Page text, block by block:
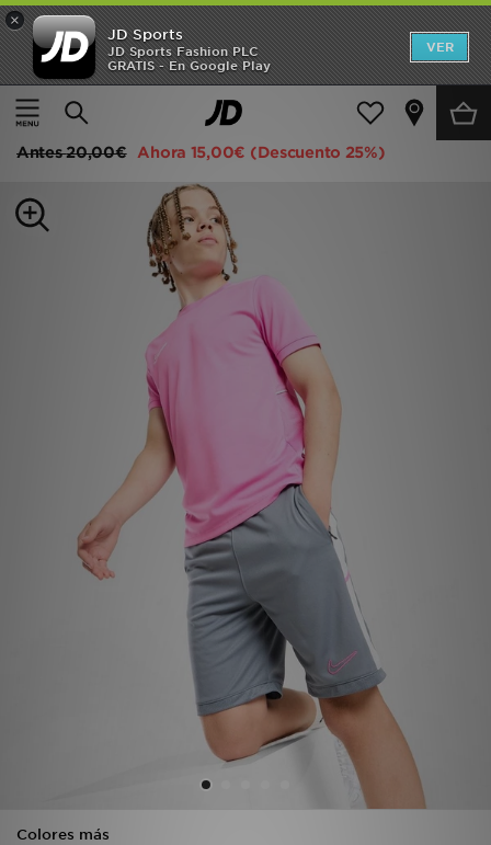
×
JD Sports
JD Sports Fashion PLC
GRATIS - En Google Play
VER
Página principal
Niños Ropa juvenil (8-15 años)
Nike Pantalón Corto Dri-FIT Academy Júnior
Antes20,00€ Ahora 15,00€ (Descuento 25%)
Colores más
Hombre
Mujer
Estilo
Deportes & Fitness
TARJETA REGALO